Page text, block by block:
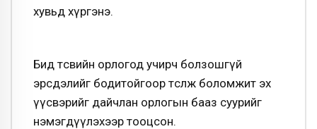
хувьд хүргэнэ.
Бид төсвийн орлогод учирч болзошгүй
эрсдэлийг бодитойгоор төсөөлж боломжит эх
үүсвэрийг дайчлан орлогын бааз суурийг
нэмэгдүүлэхээр тооцсон.